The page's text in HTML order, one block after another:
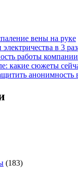
вены на руке
в 3
работы
какие сюжеты
(183)